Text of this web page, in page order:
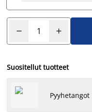
Suositellut tuotteet
Pyyhetangot